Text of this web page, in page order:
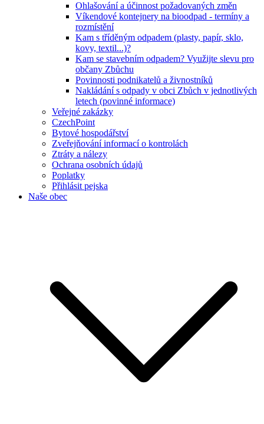
Ohlašování a účinnost požadovaných změn
Víkendové kontejnery na bioodpad - termíny a
rozmístění
Kam s tříděným odpadem (plasty, papír, sklo,
kovy, textil...)?
Kam se stavebním odpadem? Využijte slevu pro
občany Zbůchu
Povinnosti podnikatelů a živnostníků
Nakládání s odpady v obci Zbůch v jednotlivých
letech (povinné informace)
Veřejné zakázky
CzechPoint
Bytové hospodářství
Zveřejňování informací o kontrolách
Ztráty a nálezy
Ochrana osobních údajů
Poplatky
Přihlásit pejska
Naše obec